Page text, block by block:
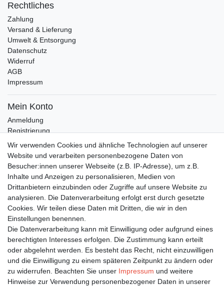
Rechtliches
Zahlung
Versand & Lieferung
Umwelt & Entsorgung
Datenschutz
Widerruf
AGB
Impressum
Mein Konto
Anmeldung
Registrierung
Wunschliste
Warenkorb
Bleiben Sie auf dem Laufenden ...
E-MAIL **
Newsletter
Honig
Hiermit bestätige ich, dass ich die
Einwilligung kann ich jederzeit widerrufen.**
Abonnieren
** Hierbei handelt es sich um ein Pflichtfeld.
Wir verwenden Cookies und ähnliche Technologien auf unserer
Website und verarbeiten personenbezogene Daten von
Besucher:innen unserer Webseite (z.B. IP-Adresse), um z.B.
Inhalte und Anzeigen zu personalisieren, Medien von
Drittanbietern einzubinden oder Zugriffe auf unsere Website zu
analysieren. Die Datenverarbeitung erfolgt erst durch gesetzte
Cookies. Wir teilen diese Daten mit Dritten, die wir in den
Einstellungen benennen.
Die Datenverarbeitung kann mit Einwilligung oder aufgrund eines
berechtigten Interesses erfolgen. Die Zustimmung kann erteilt
oder abgelehnt werden. Es besteht das Recht, nicht einzuwilligen
und die Einwilligung zu einem späteren Zeitpunkt zu ändern oder
zu widerrufen. Beachten Sie unser Impressum und weitere
Hinweise zur Verwendung personenbezogener Daten in unserer